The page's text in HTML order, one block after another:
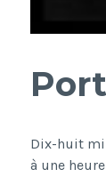
Dix-huit
à une